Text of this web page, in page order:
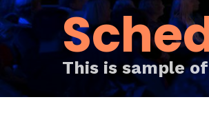
This is sample